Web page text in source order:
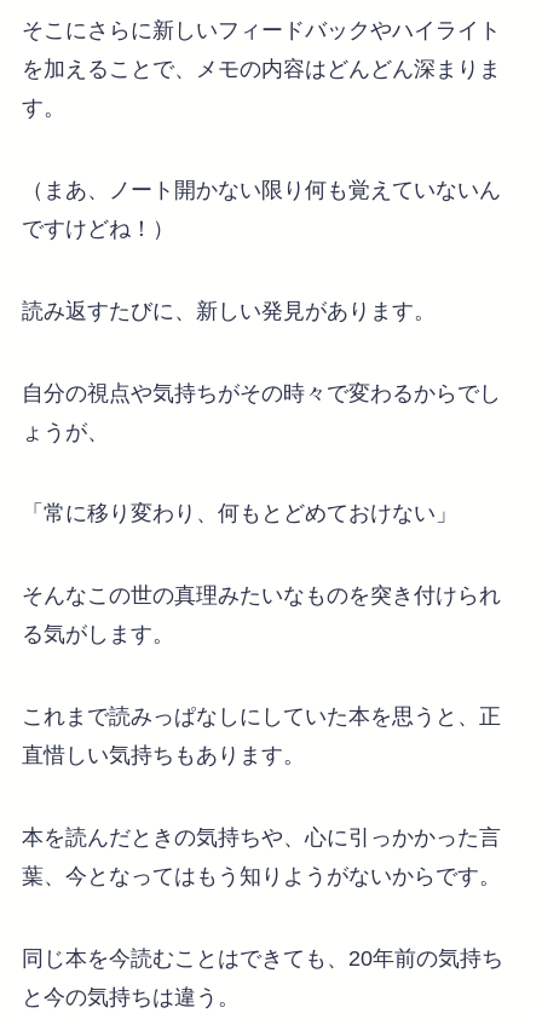
そこにさらに新しいフィードバックやハイライト
を加えることで、メモの内容はどんどん深まりま
す。
（まあ、ノート開かない限り何も覚えていないん
ですけどね！）
読み返すたびに、新しい発見があります。
自分の視点や気持ちがその時々で変わるからでし
ょうが、
「常に移り変わり、何もとどめておけない」
そんなこの世の真理みたいなものを突き付けられ
る気がします。
これまで読みっぱなしにしていた本を思うと、正
直惜しい気持ちもあります。
本を読んだときの気持ちや、心に引っかかった言
葉、今となってはもう知りようがないからです。
同じ本を今読むことはできても、20年前の気持ち
と今の気持ちは違う。